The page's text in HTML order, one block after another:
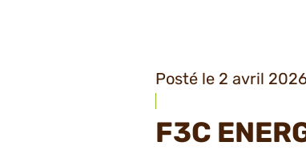
Posté le 2 avril
F3C